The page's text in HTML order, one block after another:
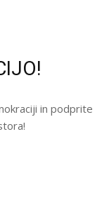
in podprite